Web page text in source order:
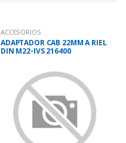
ACCESORIOS
ADAPTADOR CAB 22MM A RIEL
DIN M22-IVS 216400